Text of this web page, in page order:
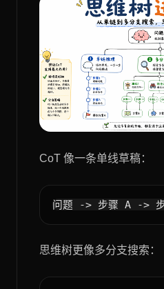
CoT 像一条单线草稿：
思维树更像多分支搜索：